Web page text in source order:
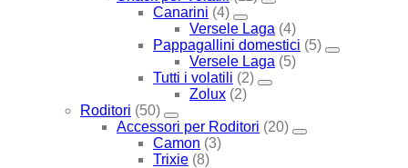
Canarini (4)
Versele Laga (4)
Pappagallini domestici (5)
Versele Laga (5)
Tutti i volatili (2)
Zolux (2)
Roditori (50)
Accessori per Roditori (20)
Camon (3)
Trixie (8)